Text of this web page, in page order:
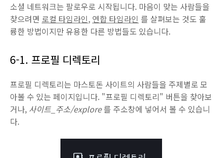
소셜 네트워크는 팔로우로 시작됩니다. 마음이 맞는 사람들을
찾으려면 로컬 타임라인, 연합 타임라인 를 살펴보는 것도 훌
륭한 방법이지만 유용한 다른 방법들도 있습니다.
6-1. 프로필 디렉토리
프로필 디렉토리는 마스토돈 사이트의 사람들을 주제별로 모
아볼 수 있는 페이지입니다. "프로필 디렉토리" 버튼을 찾아보
거나, 사이트_주소/explore를 주소창에 넣어서 볼 수 있습니
다.